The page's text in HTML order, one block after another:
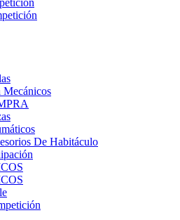
Mecánicos
De Habitáculo